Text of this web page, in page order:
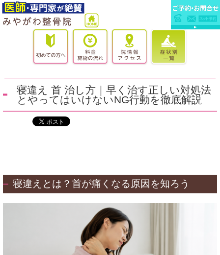
寝違え 首 治し方｜早く治す正しい対処法
とやってはいけないNG行動を徹底解説
寝違えとは？首が痛くなる原因を知ろう